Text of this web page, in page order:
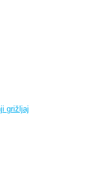
grižljaj